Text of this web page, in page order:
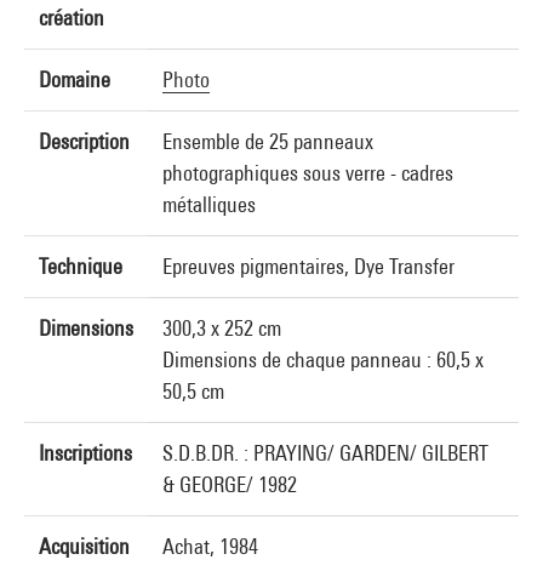
création
Domaine Photo
Description
Ensemble de 25 panneaux
photographiques sous verre - cadres
métalliques
Technique Epreuves pigmentaires, Dye Transfer
Dimensions
300,3 x 252 cm
Dimensions de chaque panneau : 60,5 x
50,5 cm
Inscriptions
S.D.B.DR. : PRAYING/ GARDEN/ GILBERT
& GEORGE/ 1982
Acquisition Achat, 1984